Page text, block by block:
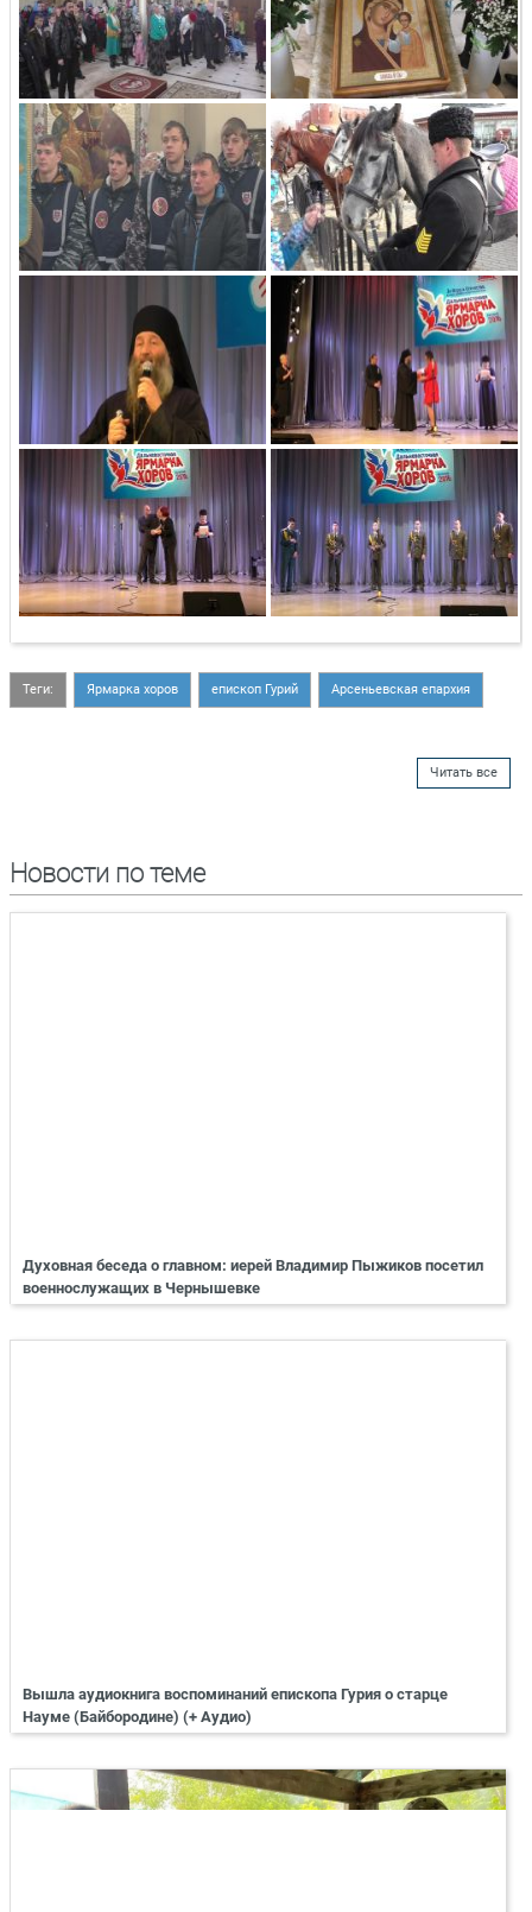
Теги: Ярмарка хоров епископ Гурий Арсеньевская епархия
Читать все
Новости по теме
Духовная беседа о главном: иерей Владимир Пыжиков посетил
военнослужащих в Чернышевке
Вышла аудиокнига воспоминаний епископа Гурия о старце
Науме (Байбородине) (+ Аудио)